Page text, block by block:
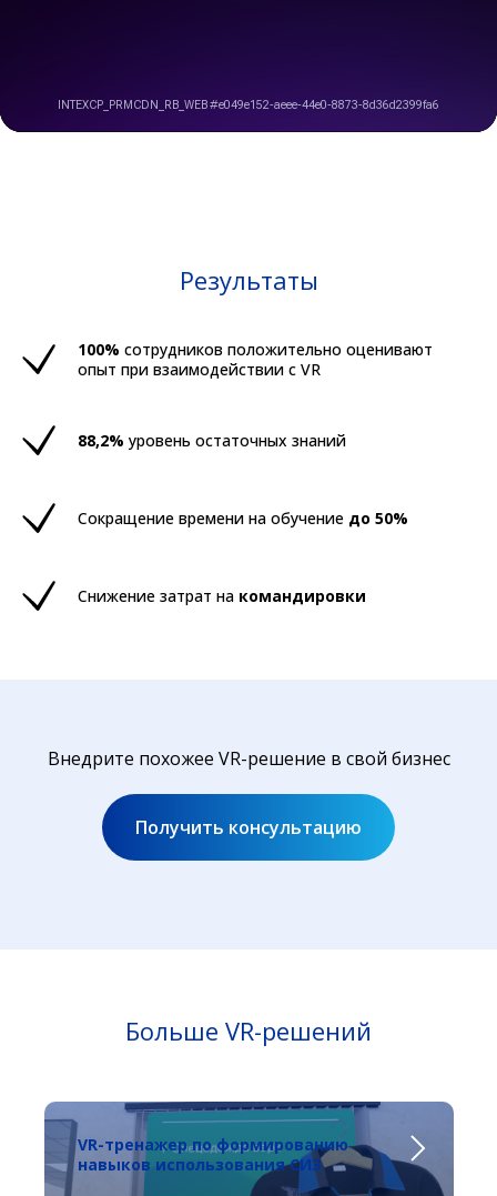
Результаты
100% сотрудников положительно оценивают
опыт при взаимодействии с VR
88,2% уровень остаточных знаний
Сокращение времени на обучение до 50%
Снижение затрат на командировки
Внедрите похожее VR-решение в свой бизнес
Получить консультацию
Больше VR-решений
VR-тренажер по формированию
навыков использования СИЗ